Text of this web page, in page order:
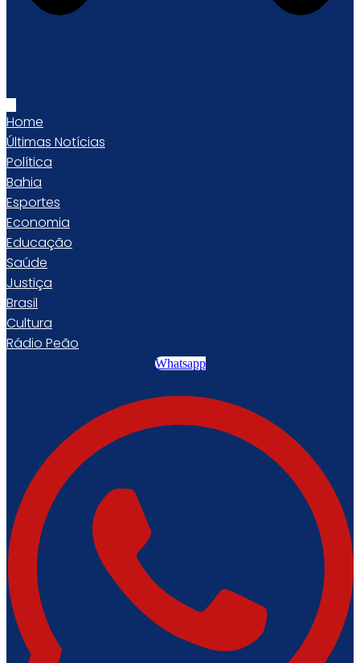
Home
Últimas Notícias
Política
Bahia
Esportes
Economia
Educação
Saúde
Justiça
Brasil
Cultura
Rádio Peão
Whatsapp